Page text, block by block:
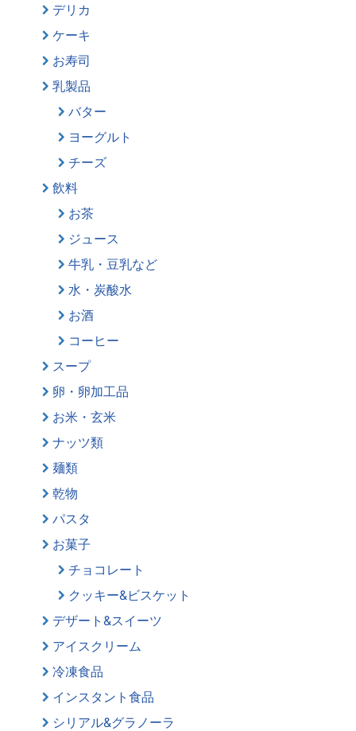
デリカ
ケーキ
お寿司
乳製品
バター
ヨーグルト
チーズ
飲料
お茶
ジュース
牛乳・豆乳など
水・炭酸水
お酒
コーヒー
スープ
卵・卵加工品
お米・玄米
ナッツ類
麺類
乾物
パスタ
お菓子
チョコレート
クッキー&ビスケット
デザート&スイーツ
アイスクリーム
冷凍食品
インスタント食品
シリアル&グラノーラ